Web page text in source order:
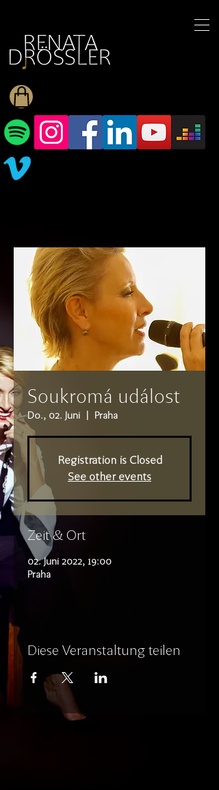
Soukromá událost
Do., 02. Juni Praha
Registration is Closed
See other events
Zeit & Ort
02. Juni 2022, 19:00
Praha
Diese Veranstaltung teilen